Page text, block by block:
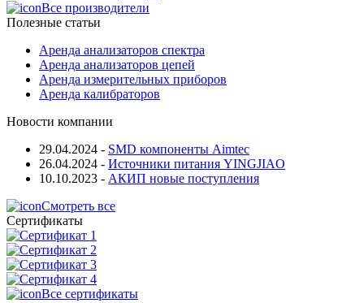
Все производители
Полезные статьи
Аренда анализаторов спектра
Аренда анализаторов цепей
Аренда измерительных приборов
Аренда калибраторов
Новости компании
29.04.2024 - SMD компоненты Aimtec
26.04.2024 - Источники питания YINGJIAO
10.10.2023 - АКИП новые поступления
Смотреть все
Сертификаты
Все сертификаты